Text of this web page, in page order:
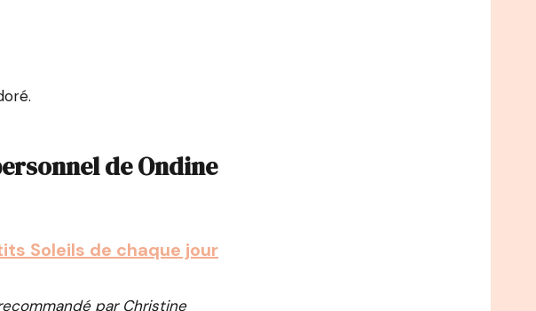
de Ondine
Soleils de chaque jour
par Christine